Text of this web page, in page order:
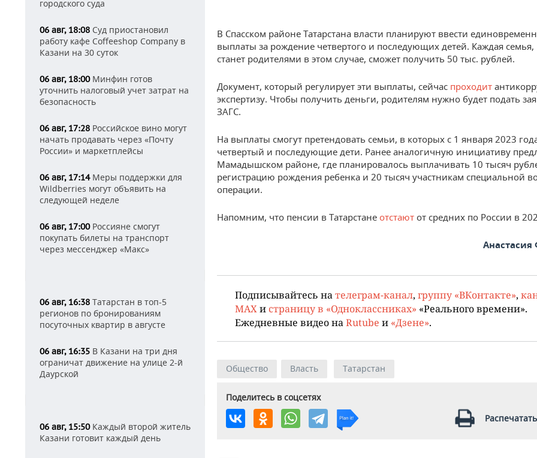
городского суда
06 авг, 18:08 Суд приостановил
работу кафе Coffeeshop Company в
Казани на 30 суток
06 авг, 18:00Минфин готов
уточнить налоговый учет затрат на
безопасность
06 авг, 17:28 Российское вино могут
начать продавать через «Почту
России» и маркетплейсы
06 авг, 17:14Меры поддержки для
Wildberries могут объявить на
следующей неделе
06 авг, 17:00Россияне смогут
покупать билеты на транспорт
через мессенджер «Макс»
06 авг, 16:38 Татарстан в топ-5
регионов по бронированиям
посуточных квартир в августе
06 авг, 16:35 В Казани на три дня
ограничат движение на улице 2-й
Даурской
06 авг, 15:50Каждый второй житель
Казани готовит каждый день
В Спасском районе Татарстана власти планируют ввести
выплаты за рождение четвертого и последующих детей. Каждая семья,
станет родителями в этом случае, сможет получить 50 тыс. рублей.
Документ, который регулирует эти выплаты, сейчас проходит
экспертизу. Чтобы получить деньги, родителям нужно будет подать
ЗАГС.
На выплаты смогут претендовать семьи, в которых с 1 января 2023
четвертый и последующие дети. Ранее аналогичную инициативу
Мамадышском районе, где планировалось выплачивать 10 тысяч
регистрацию рождения ребенка и 20 тысяч участникам специальной
операции.
Напомним, что пенсии в Татарстане отстают от средних по России в
Подписывайтесь нателеграм-канал, группу «ВКонтакте»,
MAXи страницу в «Одноклассниках» «Реального времени».
Ежедневные видео наRutube и «Дзене».
Общество Власть Татарстан
Поделитесь в соцсетях